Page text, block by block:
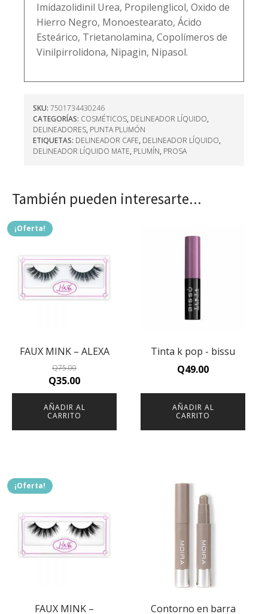
Imidazolidinil Urea, Propilenglicol, Oxido de
Hierro Negro, Monoestearato, Ácido
Esteárico, Trietanolamina, Copolímeros de
Vinilpirrolidona, Nipagin, Nipasol.
SKU: 7501734430246
CATEGORÍAS: COSMÉTICOS, DELINEADOR LÍQUIDO,
DELINEADORES, PUNTA PLUMÓN
ETIQUETAS: DELINEADOR CAFE, DELINEADOR LÍQUIDO,
DELINEADOR LÍQUIDO MATE, PLUMÍN, PROSA
También pueden interesarte...
¡Oferta!
FAUX MINK – ALEXA
Q75.00
Original
price
was:
Q35.00Current
price
is:
AÑADIR AL
CARRITO
Tinta k pop - bissu
Q49.00
AÑADIR AL
CARRITO
¡Oferta!
FAUX MINK –
Contorno en barra